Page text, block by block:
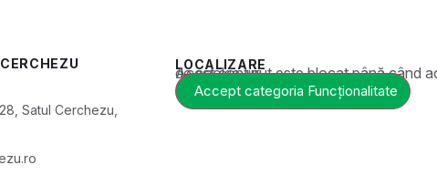
Satul Cerchezu,
LOCALIZARE
Acest conținut este blocat până când acceptați categoria corespunzătoare de cookie-uri.
Accept categoria Funcționalitate